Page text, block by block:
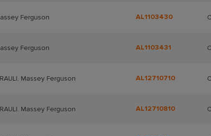
Ferguson AL1103430
Ferguson AL1103431
Massey Ferguson AL12710710
Massey Ferguson AL12710810